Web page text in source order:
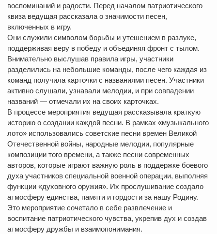
воспоминаний и радости. Перед началом патриотического
квиза ведущая рассказала о значимости песен,
включенных в игру.
Они служили символом борьбы и утешением в разлуке,
поддерживая веру в победу и объединяя фронт с тылом.
Внимательно выслушав правила игры, участники
разделились на небольшие команды, после чего каждая из
команд получила карточки с названиями песен. Участники
активно слушали, узнавали мелодии, и при совпадении
названий — отмечали их на своих карточках.
В процессе мероприятия ведущая рассказывала краткую
историю о создании каждой песни. В рамках «музыкального
лото» использовались советские песни времен Великой
Отечественной войны, народные мелодии, популярные
композиции того времени, а также песни современных
авторов, которые играют важную роль в поддержке боевого
духа участников специальной военной операции, выполняя
функции «духовного оружия». Их прослушивание создало
атмосферу единства, памяти и гордости за нашу Родину.
Это мероприятие сочетало в себе развлечение и
воспитание патриотического чувства, укрепив дух и создав
атмосферу дружбы и взаимопонимания.